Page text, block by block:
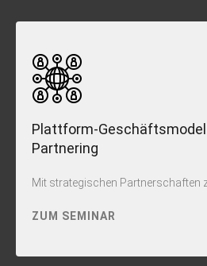
Plattform-
Partnering
Mit strategischen Partnerschaften
ZUM SEMINAR